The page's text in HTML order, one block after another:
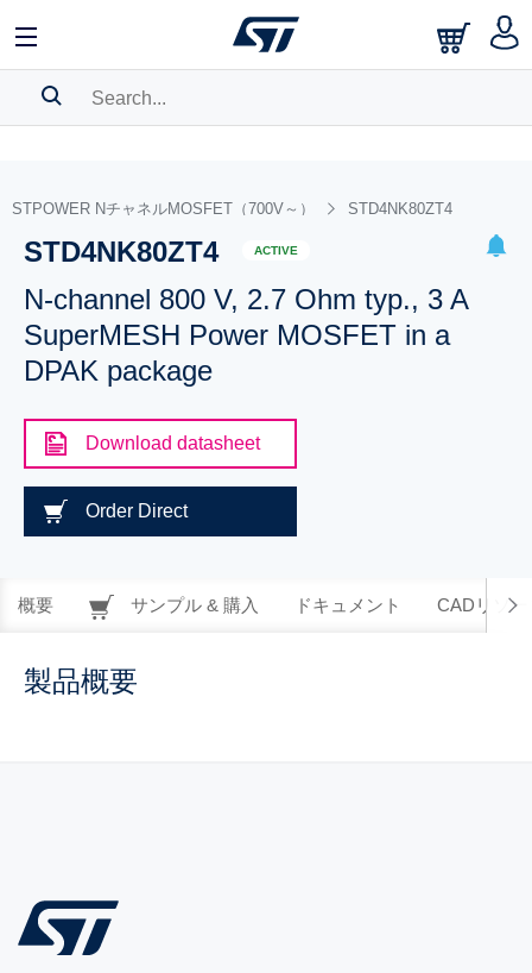
BOOKMARK
Pleaselog into show your saved searches.
STPOWER NチャネルMOSFET（700V～） STD4NK80ZT4
STD4NK80ZT4 ACTIVE
N-channel 800 V, 2.7 Ohm typ., 3 A
SuperMESH Power MOSFET in a
DPAK package
Download datasheet
Order Direct
概要 サンプル & 購入 ドキュメント CADリソー
製品概要